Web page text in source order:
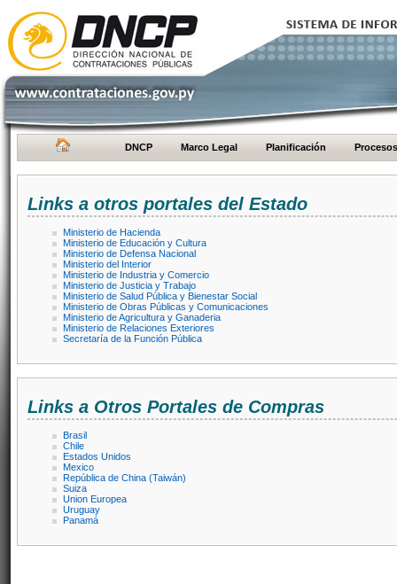
DNCP Marco Legal Planificación Procesos
Links a otros portales del Estado
Ministerio de Hacienda
Ministerio de Educación y Cultura
Ministerio de Defensa Nacional
Ministerio del Interior
Ministerio de Industria y Comercio
Ministerio de Justicia y Trabajo
Ministerio de Salud Pública y Bienestar Social
Ministerio de Obras Públicas y Comunicaciones
Ministerio de Agricultura y Ganaderia
Ministerio de Relaciones Exteriores
Secretaría de la Función Pública
Links a Otros Portales de Compras
Brasil
Chile
Estados Unidos
Mexico
República de China (Taiwán)
Suiza
Union Europea
Uruguay
Panamá